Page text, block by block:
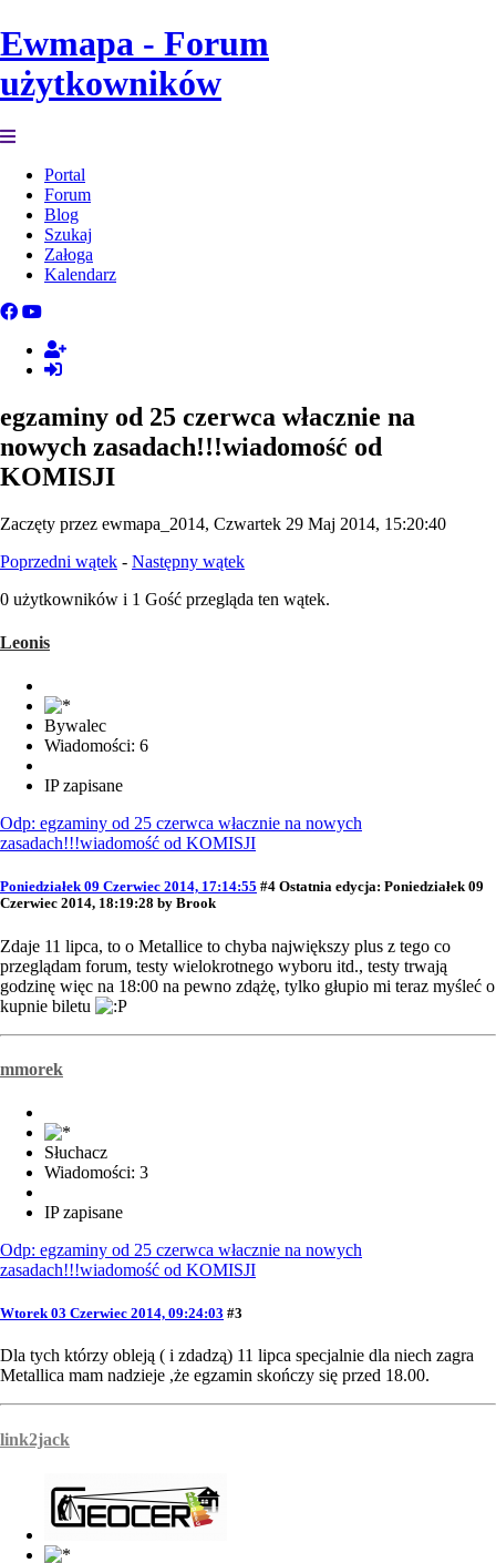
Ewmapa - Forum
użytkowników
Portal
Forum
Blog
Szukaj
Załoga
Kalendarz
egzaminy od 25 czerwca włacznie na
nowych zasadach!!!wiadomość od
KOMISJI
Zaczęty przez ewmapa_2014, Czwartek 29 Maj 2014, 15:20:40
Poprzedni wątek - Następny wątek
0 użytkowników i 1 Gość przegląda ten wątek.
Leonis
Bywalec
Wiadomości: 6
IP zapisane
Odp: egzaminy od 25 czerwca włacznie na nowych
zasadach!!!wiadomość od KOMISJI
Poniedziałek 09 Czerwiec 2014, 17:14:55 #4 Ostatnia edycja: Poniedziałek 09
Czerwiec 2014, 18:19:28 by Brook
Zdaje 11 lipca, to o Metallice to chyba największy plus z tego co
przeglądam forum, testy wielokrotnego wyboru itd., testy trwają
godzinę więc na 18:00 na pewno zdążę, tylko głupio mi teraz myśleć o
kupnie biletu
mmorek
Słuchacz
Wiadomości: 3
IP zapisane
Odp: egzaminy od 25 czerwca włacznie na nowych
zasadach!!!wiadomość od KOMISJI
Wtorek 03 Czerwiec 2014, 09:24:03 #3
Dla tych którzy obleją ( i zdadzą) 11 lipca specjalnie dla niech zagra
Metallica mam nadzieje ,że egzamin skończy się przed 18.00.
link2jack